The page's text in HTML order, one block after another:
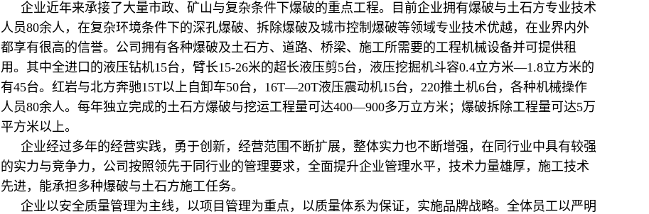
企业近年来承接了大量市政、矿山与复杂条件下爆破的重点工程。目前企业拥有爆破与土石方专业技术
人员80余人，在复杂环境条件下的深孔爆破、拆除爆破及城市控制爆破等领域专业技术优越，在业界内外
都享有很高的信誉。公司拥有各种爆破及土石方、道路、桥梁、施工所需要的工程机械设备并可提供租
用。其中全进口的液压钻机15台，臂长15-26米的超长液压剪5台，液压挖掘机斗容0.4立方米—1.8立方米的
有45台。红岩与北方奔驰15T以上自卸车50台，16T—20T液压震动机15台，220推土机6台，各种机械操作
人员80余人。每年独立完成的土石方爆破与挖运工程量可达400—900多万立方米；爆破拆除工程量可达5万
平方米以上。
企业经过多年的经营实践，勇于创新，经营范围不断扩展，整体实力也不断增强，在同行业中具有较强
的实力与竞争力，公司按照领先于同行业的管理要求，全面提升企业管理水平，技术力量雄厚，施工技术
先进，能承担多种爆破与土石方施工任务。
企业以安全质量管理为主线，以项目管理为重点，以质量体系为保证，实施品牌战略。全体员工以严明